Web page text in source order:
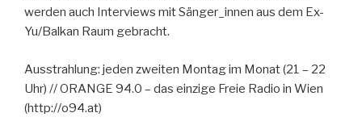
werden auch Interviews mit Sänger_innen aus dem Ex-
Yu/Balkan Raum gebracht.
Ausstrahlung: jeden zweiten Montag im Monat (21 – 22
Uhr) // ORANGE 94.0 – das einzige Freie Radio in Wien
(http://o94.at)